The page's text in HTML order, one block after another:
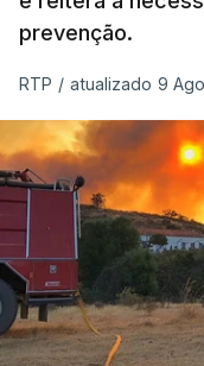
prevenção.
RTP / atualizado 9